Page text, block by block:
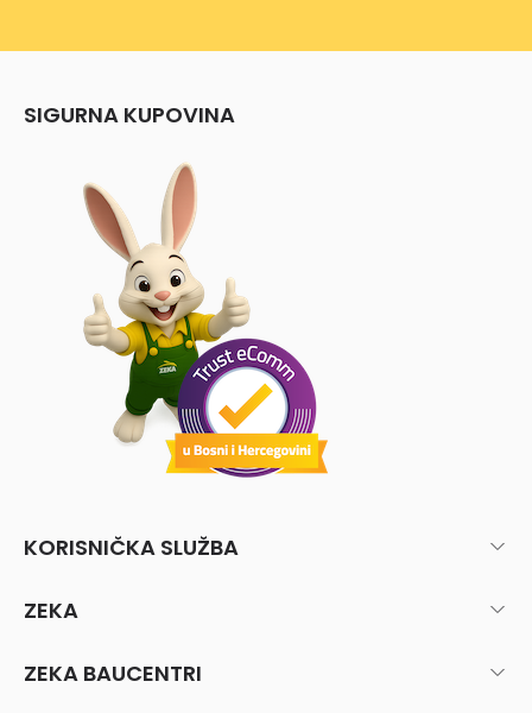
SIGURNA KUPOVINA
KORISNIČKA SLUŽBA
ZEKA
ZEKA BAUCENTRI